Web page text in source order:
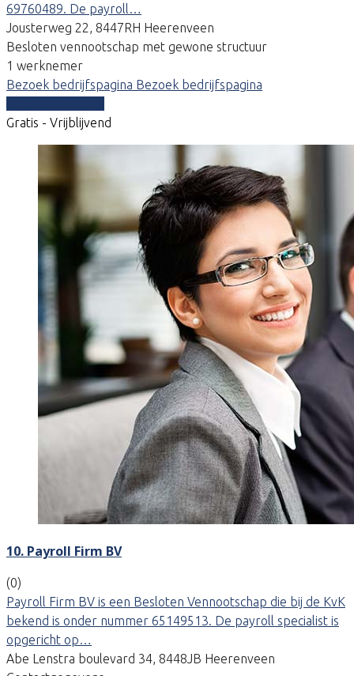
69760489. De payroll…
Jousterweg 22, 8447RH Heerenveen
Besloten vennootschap met gewone structuur
1 werknemer
Bezoek bedrijfspagina Bezoek bedrijfspagina
Gratis - Vrijblijvend
10. Payroll Firm BV
(0)
Payroll Firm BV is een Besloten Vennootschap die bij de KvK
bekend is onder nummer 65149513. De payroll specialist is
opgericht op…
Abe Lenstra boulevard 34, 8448JB Heerenveen